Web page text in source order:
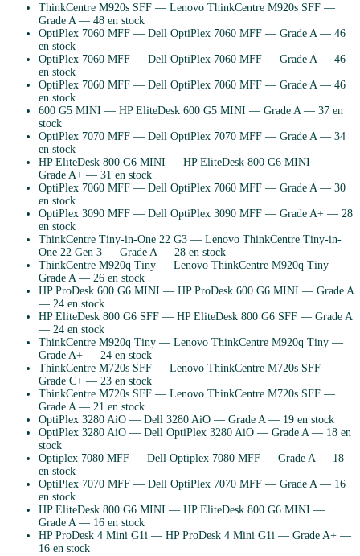
ThinkCentre M920s SFF — Lenovo ThinkCentre M920s SFF —
Grade A— 48 en stock
OptiPlex 7060 MFF — Dell OptiPlex 7060 MFF — Grade A— 46
en stock
OptiPlex 7060 MFF — Dell OptiPlex 7060 MFF — Grade A— 46
en stock
OptiPlex 7060 MFF — Dell OptiPlex 7060 MFF — Grade A— 46
en stock
600 G5 MINI — HP EliteDesk 600 G5 MINI — Grade A— 37 en
stock
OptiPlex 7070 MFF — Dell OptiPlex 7070 MFF — Grade A— 34
en stock
HP EliteDesk 800 G6 MINI — HP EliteDesk 800 G6 MINI —
Grade A+ — 31 en stock
OptiPlex 7060 MFF — Dell OptiPlex 7060 MFF — Grade A— 30
en stock
OptiPlex 3090 MFF — Dell OptiPlex 3090 MFF — Grade A+ — 28
en stock
ThinkCentre Tiny-in-One 22 G3 — Lenovo ThinkCentre Tiny-in-
One 22 Gen 3 — Grade A— 28 en stock
ThinkCentre M920q Tiny — Lenovo ThinkCentre M920q Tiny —
Grade A— 26 en stock
HP ProDesk 600 G6 MINI — HP ProDesk 600 G6 MINI — Grade A
— 24 en stock
HP EliteDesk 800 G6 SFF — HP EliteDesk 800 G6 SFF — Grade A
— 24 en stock
ThinkCentre M920q Tiny — Lenovo ThinkCentre M920q Tiny —
Grade A+ — 24 en stock
ThinkCentre M720s SFF — Lenovo ThinkCentre M720s SFF —
Grade C+ — 23 en stock
ThinkCentre M720s SFF — Lenovo ThinkCentre M720s SFF —
Grade A— 21 en stock
OptiPlex 3280 AiO — Dell 3280 AiO — Grade A— 19 en stock
OptiPlex 3280 AiO — Dell OptiPlex 3280 AiO — Grade A— 18 en
stock
Optiplex 7080 MFF — Dell Optiplex 7080 MFF — Grade A— 18
en stock
OptiPlex 7070 MFF — Dell OptiPlex 7070 MFF — Grade A— 16
en stock
HP EliteDesk 800 G6 MINI — HP EliteDesk 800 G6 MINI —
Grade A— 16 en stock
HP ProDesk 4 Mini G1i — HP ProDesk 4 Mini G1i — Grade A+ —
16 en stock